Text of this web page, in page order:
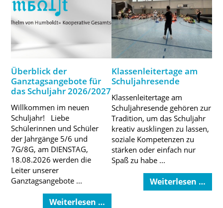
Überblick der
Ganztagsangebote für
das Schuljahr 2026/2027
Willkommen im neuen
Schuljahr! Liebe
Schülerinnen und Schüler
der Jahrgänge 5/6 und
7G/8G, am DIENSTAG,
18.08.2026 werden die
Leiter unserer
Ganztagsangebote ...
Weiterlesen …
Klassenleitertage am
Schuljahresende
Klassenleitertage am
Schuljahresende gehören zur
Tradition, um das Schuljahr
kreativ ausklingen zu lassen,
soziale Kompetenzen zu
stärken oder einfach nur
Spaß zu habe ...
Weiterlesen …